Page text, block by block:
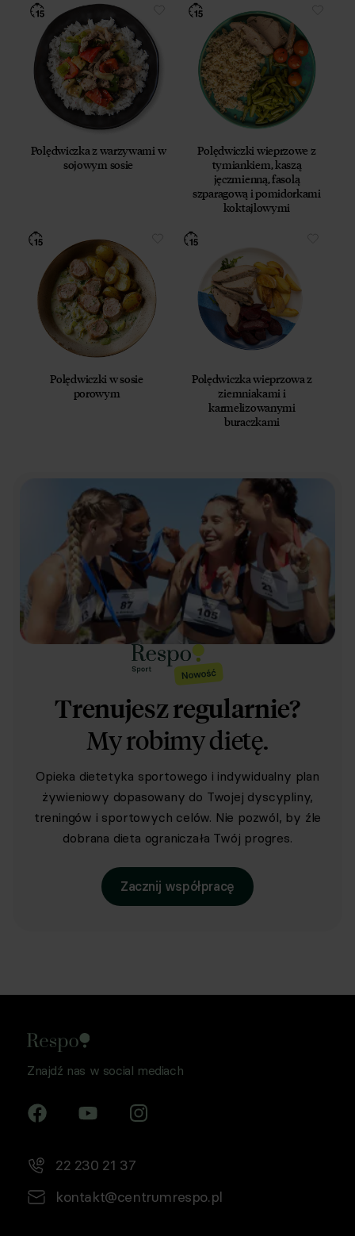
Polędwiczka z warzywami w
sojowym sosie
Polędwiczki wieprzowe z
tymiankiem, kaszą
jęczmienną, fasolą
szparagową i pomidorkami
koktajlowymi
Polędwiczki w sosie
porowym
Polędwiczka wieprzowa z
ziemniakami i
karmelizowanymi
buraczkami
Trenujesz regularnie?
My robimy dietę.
Opieka dietetyka sportowego i indywidualny plan
żywieniowy dopasowany do Twojej dyscypliny,
treningów i sportowych celów. Nie pozwól, by źle
dobrana dieta ograniczała Twój progres.
Zacznij współpracę
Znajdź nas w social mediach
22 230 21 37
kontakt@centrumrespo.pl